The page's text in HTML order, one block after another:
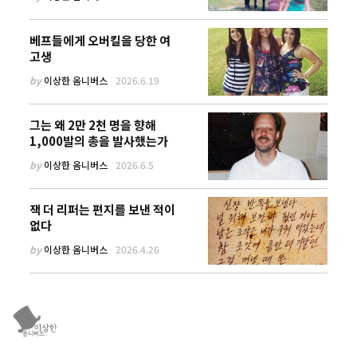
베프들에게 오버킬을 당한 여
고생
by이상한 옴니버스 2026.6.19
그는 왜 2만 2천 명을 향해
1,000발의 총을 발사했는가
by이상한 옴니버스 2026.6.5
잭 더 리퍼는 편지를 보낸 적이
없다
by이상한 옴니버스 2026.4.26